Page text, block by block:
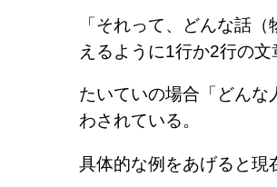
「それって、どんな話
えるように1行か2行の文
たいていの場合「どんな
わされている。
具体的な例をあげると現